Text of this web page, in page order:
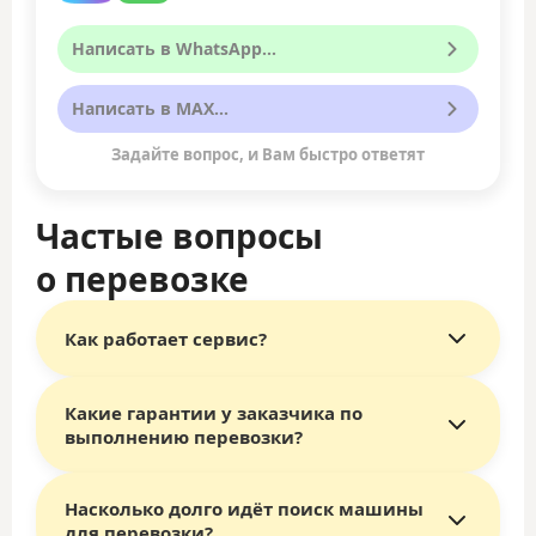
Частые вопросы
о перевозке
Написать в WhatsApp...
Написать в MAX...
Задайте вопрос, и Вам быстро ответят
Как работает сервис?
Главное отличие сервиса «Везёт Всем»
— это
выбор исполнителя самим заказчиком.
Перевозчики конкурируют за ваш заказ,
предлагая лучшие цены и условия.
Как это работает:
Какие гарантии у заказчика по
выполнению перевозки?
Сервис «Везёт Всем» работает на российском
Насколько долго идёт поиск машины